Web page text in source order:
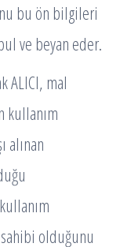
bu ön bilgileri
ve beyan eder.
ALICI, mal
kullanım
alınan
olduğunu